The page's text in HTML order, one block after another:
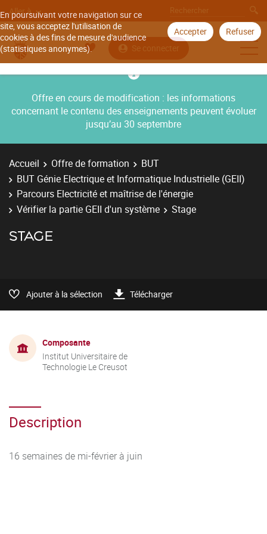
En poursuivant votre navigation sur ce
site, vous acceptez l'utilisation de
cookies à des fins de mesure d'audience
(statistiques anonymes).
Accepter Refuser
Aller à
Se connecter
Offre en cours de modification : les informations
concernant le contenu des enseignements peuvent évoluer
jusqu’au 30 septembre
Accueil Offre de formation
BUT
BUT Génie Electrique et Informatique Industrielle (GEII)
Parcours Electricité et maîtrise de l'énergie
Vérifier la partie GEII d'un système
Stage
STAGE
Ajouter à la sélection Télécharger
Composante
Institut Universitaire de
Technologie Le Creusot
Description
16 semaines de mi-février à juin